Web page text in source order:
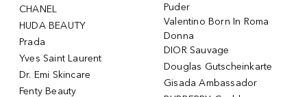
CHANEL
HUDA BEAUTY
Prada
Yves Saint Laurent
Dr. Emi Skincare
Fenty Beauty
Puder
Valentino Born In Roma
Donna
DIOR Sauvage
Douglas Gutscheinkarte
Gisada Ambassador